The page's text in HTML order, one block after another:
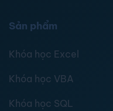
Sản phẩm
Khóa học Excel
Khóa học VBA
Khóa học SQL